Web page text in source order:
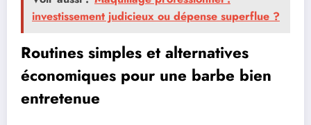
investissement judicieux ou dépense superflue ?
Routines simples et alternatives
économiques pour une barbe bien
entretenue